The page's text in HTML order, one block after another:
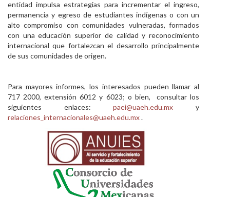
entidad impulsa estrategias para incrementar el ingreso,
permanencia y egreso de estudiantes indígenas o con un
alto compromiso con comunidades vulneradas, formados
con una educación superior de calidad y reconocimiento
internacional que fortalezcan el desarrollo principalmente
de sus comunidades de origen.
Para mayores informes, los interesados pueden llamar al
717 2000, extensión 6012 y 6023; o bien, consultar los
siguientes enlaces:paei@uaeh.edu.mx y
relaciones_internacionales@uaeh.edu.mx.